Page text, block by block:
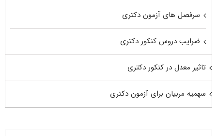
سرفصل های آزمون دکتری
ضرایب دروس کنکور دکتری
تاثیر معدل در کنکور دکتری
سهمیه مربیان برای آزمون دکتری